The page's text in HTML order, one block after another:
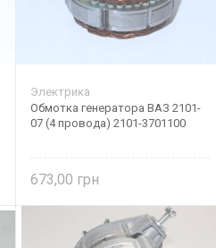
Электрика
Обмотка генератора ВАЗ 2101-
07 (4 провода) 2101-3701100
673,00